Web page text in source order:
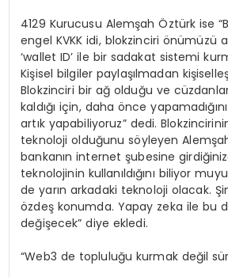
4129 Kurucusu Alemşah Öztürk ise
engel KVKK idi, blokzinciri önümüzü
‘wallet ID’ ile bir sadakat sistemi
Kişisel bilgiler paylaşılmadan
Blokzinciri bir ağ olduğu ve
kaldığı için, daha önce
artık yapabiliyoruz” dedi.
teknoloji olduğunu söyleyen
bankanın internet şubesine
teknolojinin kullanıldığını biliyor
de yarın arkadaki teknoloji olacak.
özdeş konumda. Yapay zeka ile bu
değişecek” diye ekledi.
“Web3 de topluluğu kurmak değil